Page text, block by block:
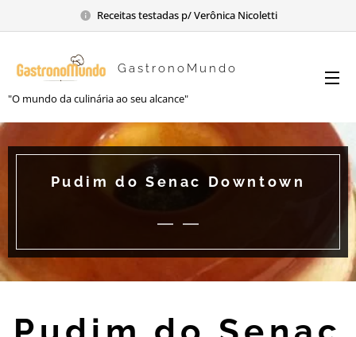
Receitas testadas p/ Verônica Nicoletti
GastronoMundo
"O mundo da culinária ao seu alcance"
Pudim do Senac Downtown